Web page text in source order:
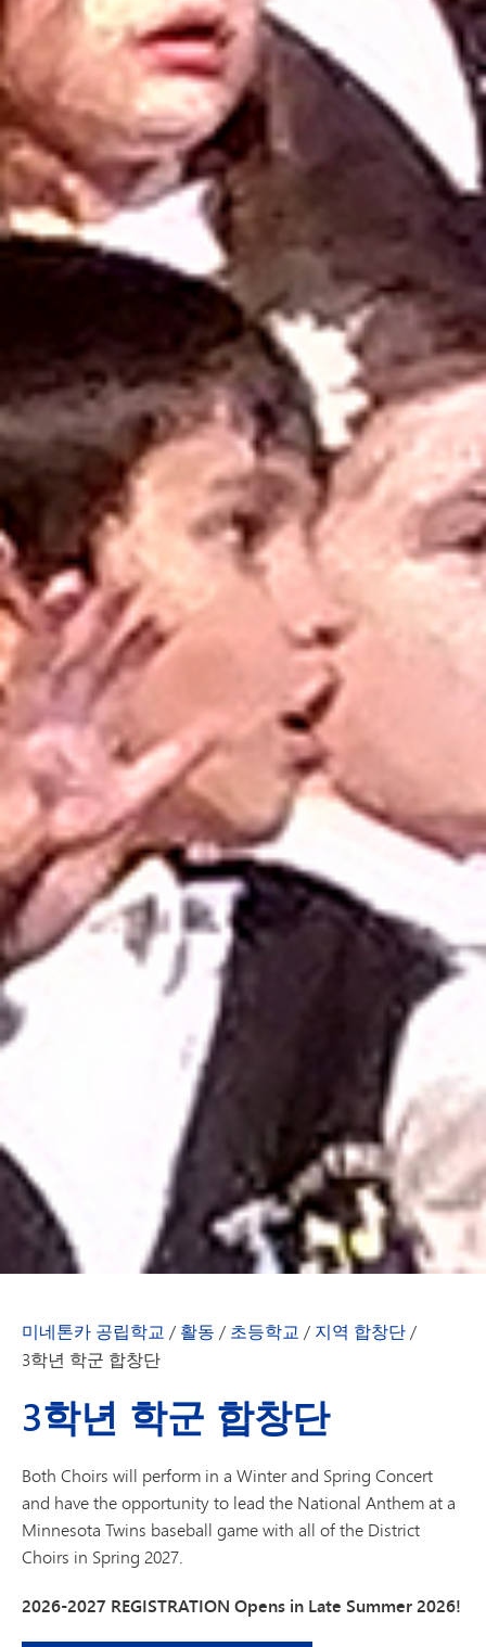
미네톤카 공립학교 / 활동 / 초등학교 / 지역 합창단/
3학년 학군 합창단
3학년 학군 합창단
Both Choirs will perform in a Winter and Spring Concert
and have the opportunity to lead the National Anthem at a
Minnesota Twins baseball game with all of the District
Choirs in Spring 2027.
2026-2027 REGISTRATION Opens in Late Summer 2026!